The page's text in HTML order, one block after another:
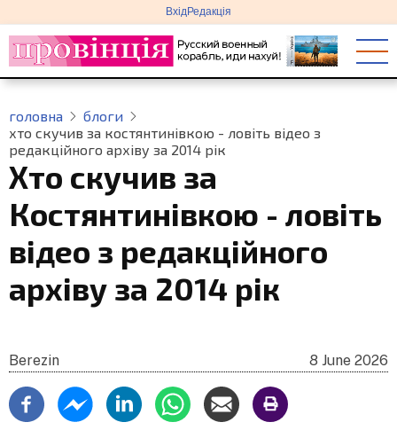
до
основного
вмісту
меню
облікового
запису
користувача
ВхідРедакція
головна
блоги
хто скучив за костянтинівкою - ловіть відео з
редакційного архіву за 2014 рік
Хто скучив за
Костянтинівкою - ловіть
відео з редакційного
архіву за 2014 рік
Berezin 8 June 2026